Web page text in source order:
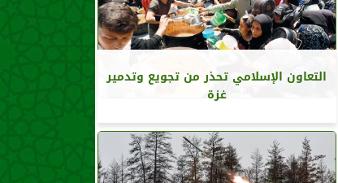
التعاون الإسلامي تحذر من تجويع وتدمير
غزة